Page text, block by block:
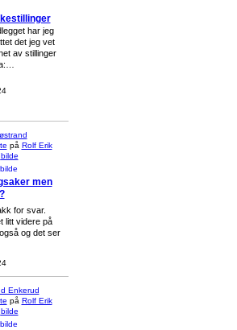
har jeg
det jeg vet
av stillinger
på Rolf Erik
bilde
men
for svar.
litt videre på
og det ser
Enkerud
på Rolf Erik
bilde